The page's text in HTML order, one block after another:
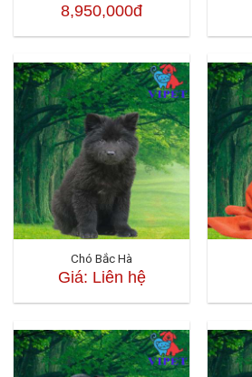
8,950,000đ
Chó Bắc Hà
Giá: Liên hệ